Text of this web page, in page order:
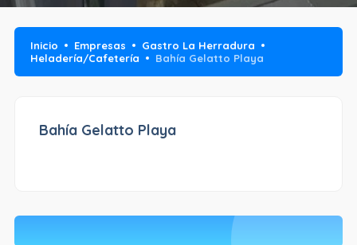
Inicio Empresas
Gastro La Herradura
Heladería/Cafetería
Bahía Gelatto Playa
Bahía Gelatto Playa